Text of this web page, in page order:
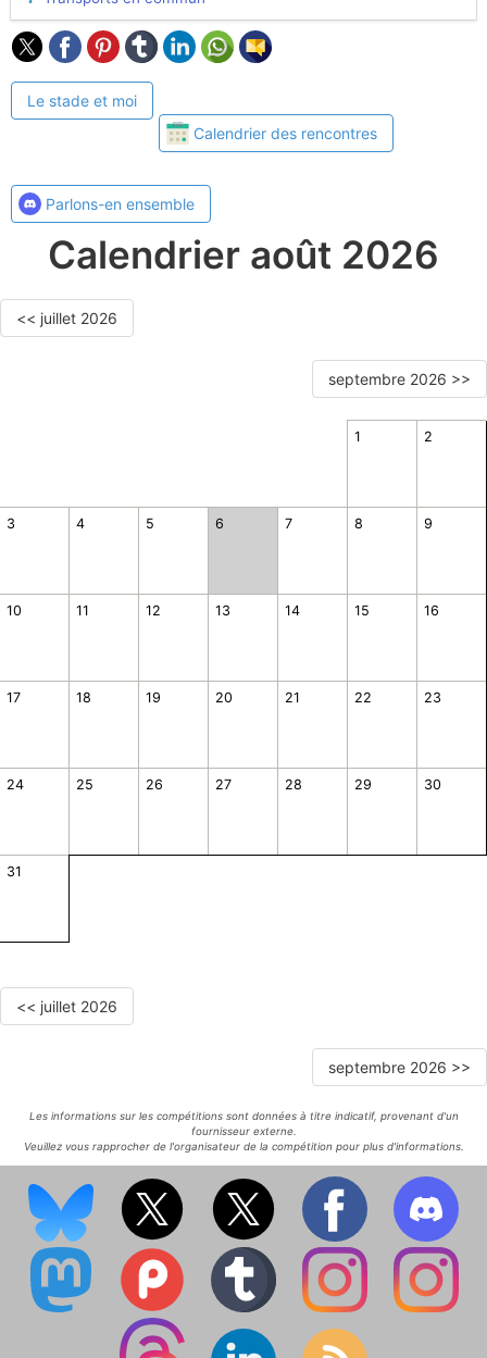
Le stade et moi
Calendrier des rencontres
Parlons-en ensemble
Calendrier août 2026
<< juillet 2026
septembre 2026 >>
1 2
3 4 5 6 7 8 9
10 11 12 13 14 15 16
17 18 19 20 21 22 23
24 25 26 27 28 29 30
31
<< juillet 2026
septembre 2026 >>
Les informations sur les compétitions sont données à titre indicatif, provenant d'un
fournisseur externe.
Veuillez vous rapprocher de l'organisateur de la compétition pour plus d'informations.